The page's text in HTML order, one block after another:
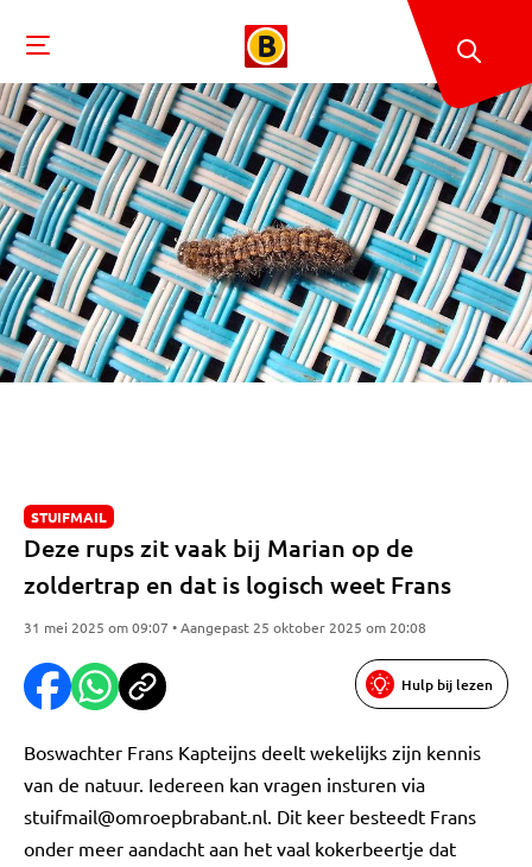
STUIFMAIL
Deze rups zit vaak bij Marian op de
zoldertrap en dat is logisch weet Frans
31 mei 2025 om 09:07 • Aangepast 25 oktober 2025 om 20:08
Hulp bij lezen
Boswachter Frans Kapteijns deelt wekelijks zijn kennis
van de natuur. Iedereen kan vragen insturen via
stuifmail@omroepbrabant.nl. Dit keer besteedt Frans
onder meer aandacht aan het vaal kokerbeertje dat